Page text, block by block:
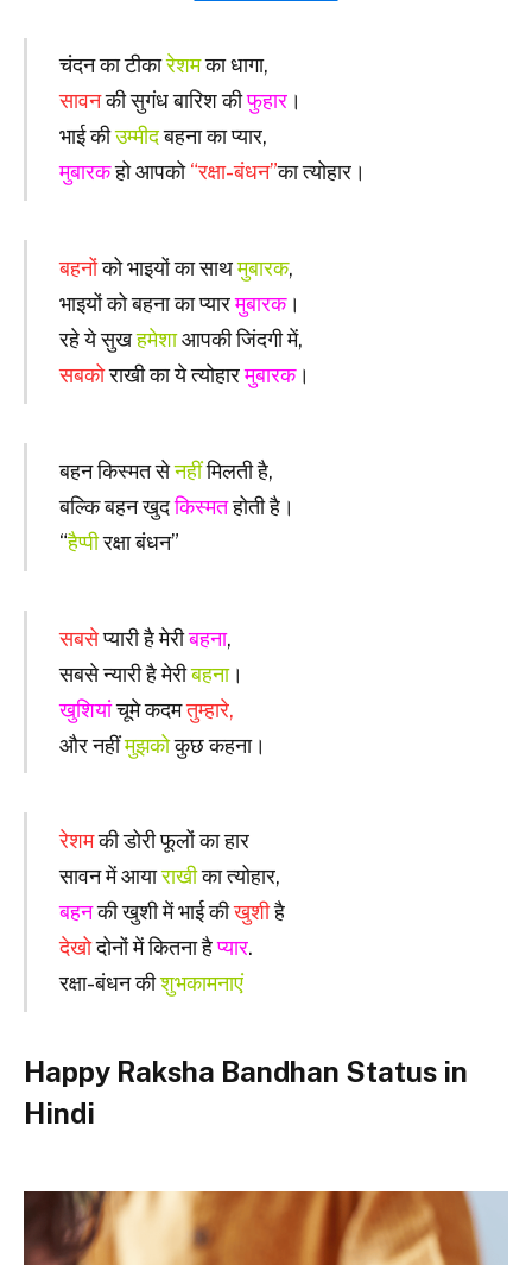
चंदन का टीकारेशमका धागा,
सावनकी सुगंध बारिश कीफुहार।
भाई कीउम्मीदबहना का प्यार,
मुबारकहो आपको“रक्षा-बंधन”का त्योहार।
बहनोंको भाइयों का साथमुबारक,
भाइयों को बहना का प्यारमुबारक।
रहे ये सुखहमेशाआपकी जिंदगी में,
सबकोराखी का ये त्योहारमुबारक।
बहन किस्मत सेनहींमिलती है,
बल्कि बहन खुदकिस्मतहोती है।
“हैप्पीरक्षा बंधन”
सबसेप्यारी है मेरीबहना,
सबसे न्यारी है मेरीबहना।
खुशियांचूमे कदमतुम्हारे,
और नहींमुझकोकुछ कहना।
रेशमकी डोरी फूलों का हार
सावन में आयाराखीका त्योहार,
बहनकी खुशी में भाई कीखुशीहै
देखोदोनों में कितना हैप्यार.
रक्षा-बंधन कीशुभकामनाएं
Happy Raksha Bandhan Status in
Hindi